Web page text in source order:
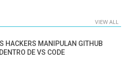
VIEW ALL
HACKERS MANIPULAN GITHUB
DE VS CODE